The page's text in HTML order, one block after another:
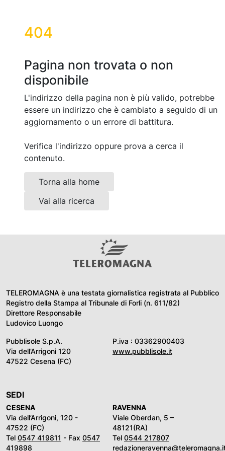
404
Pagina non trovata o non
disponibile
L'indirizzo della pagina non è più valido, potrebbe
essere un indirizzo che è cambiato a seguido di un
aggiornamento o un errore di battitura.
Verifica l'indirizzo oppure prova a cerca il
contenuto.
Torna alla home
Vai alla ricerca
TELEROMAGNA è una testata giornalistica registrata al Pubblico
Registro della Stampa al Tribunale di Forli (n. 611/82)
Direttore Responsabile
Ludovico Luongo
Pubblisole S.p.A.
Via dell’Arrigoni 120
47522 Cesena (FC)
P.iva : 03362900403
www.pubblisole.it
SEDI
CESENA
Via dell’Arrigoni, 120 -
47522 (FC)
Tel 0547 419811 - Fax 0547
419898
RAVENNA
Viale Oberdan, 5 –
48121(RA)
Tel 0544 217807